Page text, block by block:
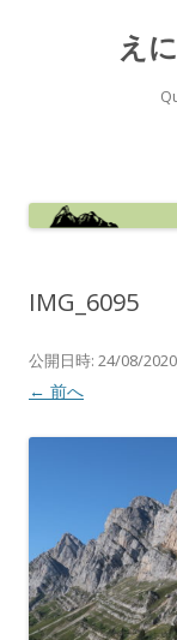
え
IMG_6095
公開日時: 24/08/2020
← 前へ